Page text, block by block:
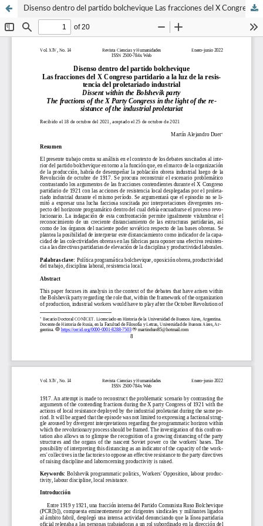
Disenso dentro del partido bolchevique Las fracciones del X Congreso partidario a la luz de la resis- tencia del proletariado industrial